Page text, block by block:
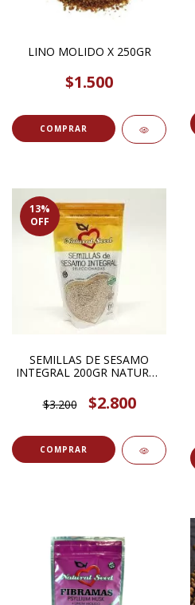
LINO MOLIDO X 250GR
$1.500
COMPRAR
13%
OFF
SEMILLAS DE SESAMO
INTEGRAL 200GR NATURAL
$3.200
$2.800